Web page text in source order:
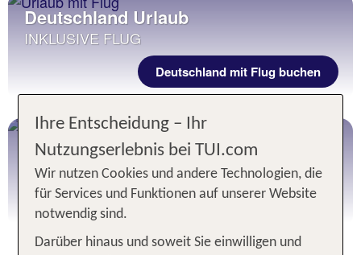
Deutschland Urlaub
INKLUSIVE FLUG
Deutschland mit Flug buchen
Deutschland Hotels
OHNE FLUG
Deutschland Hotel buchen
Ihre Entscheidung – Ihr
Nutzungserlebnis bei TUI.com
Wir nutzen Cookies und andere Technologien, die
für Services und Funktionen auf unserer Website
notwendig sind.
Darüber hinaus und soweit Sie einwilligen und